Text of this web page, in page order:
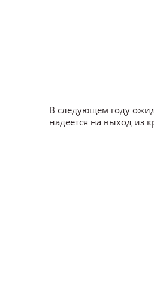
В следующем году
надеется на выход из